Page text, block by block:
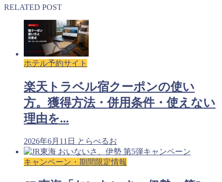
RELATED POST
ホテル予約サイト
楽天トラベル宿クーポンの使い
方。獲得方法・併用条件・使えない
理由を...
2026年6月11日 とらべるお
キャンペーン・期間限定情報